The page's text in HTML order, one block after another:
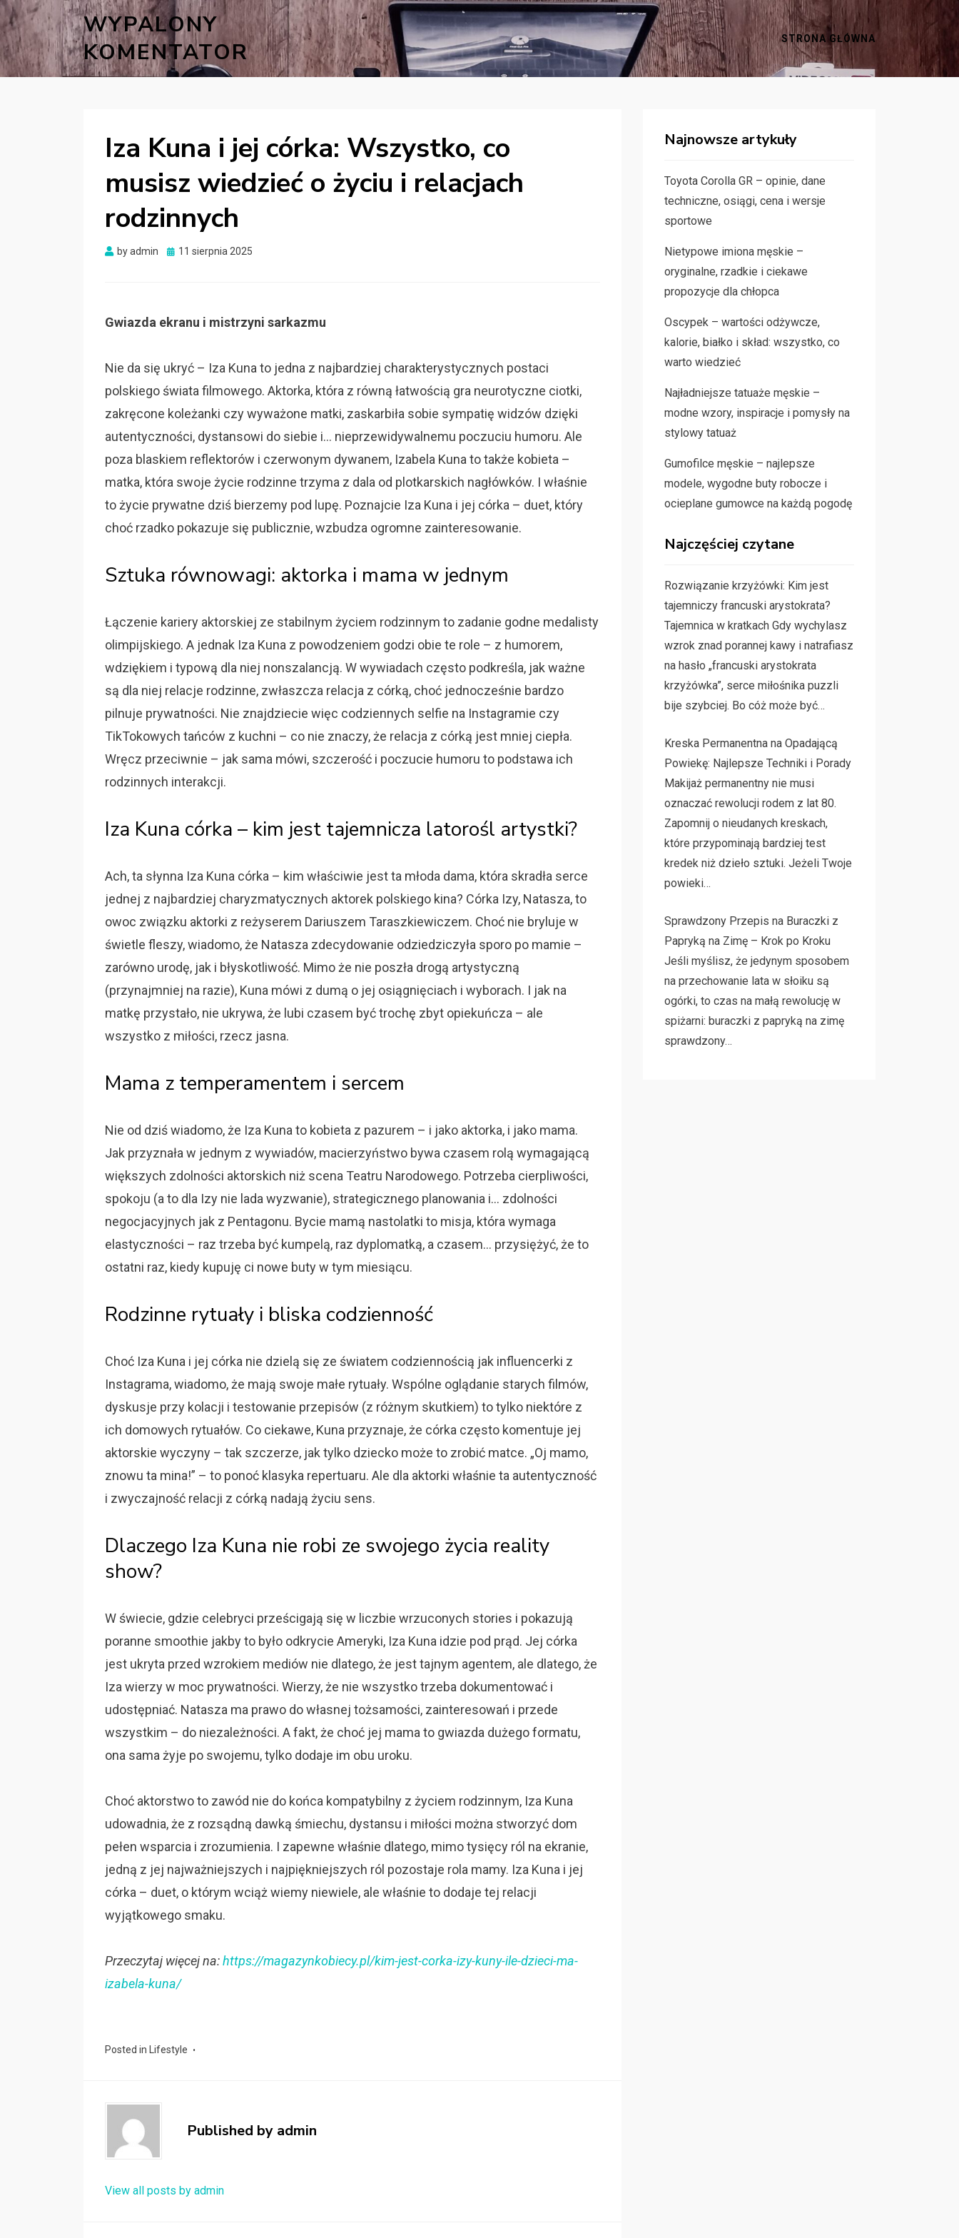
WYPALONY
KOMENTATOR
STRONA GŁÓWNA
Iza Kuna i jej córka: Wszystko, co
musisz wiedzieć o życiu i relacjach
rodzinnych
byadmin
Posted
11 sierpnia 2025
Gwiazda ekranu i mistrzyni sarkazmu
Nie da się ukryć – Iza Kuna to jedna z najbardziej charakterystycznych postaci
polskiego świata filmowego. Aktorka, która z równą łatwością gra neurotyczne ciotki,
zakręcone koleżanki czy wyważone matki, zaskarbiła sobie sympatię widzów dzięki
autentyczności, dystansowi do siebie i… nieprzewidywalnemu poczuciu humoru. Ale
poza blaskiem reflektorów i czerwonym dywanem, Izabela Kuna to także kobieta –
matka, która swoje życie rodzinne trzyma z dala od plotkarskich nagłówków. I właśnie
to życie prywatne dziś bierzemy pod lupę. Poznajcie Iza Kuna i jej córka – duet, który
choć rzadko pokazuje się publicznie, wzbudza ogromne zainteresowanie.
Sztuka równowagi: aktorka i mama w jednym
Łączenie kariery aktorskiej ze stabilnym życiem rodzinnym to zadanie godne medalisty
olimpijskiego. A jednak Iza Kuna z powodzeniem godzi obie te role – z humorem,
wdziękiem i typową dla niej nonszalancją. W wywiadach często podkreśla, jak ważne
są dla niej relacje rodzinne, zwłaszcza relacja z córką, choć jednocześnie bardzo
pilnuje prywatności. Nie znajdziecie więc codziennych selfie na Instagramie czy
TikTokowych tańców z kuchni – co nie znaczy, że relacja z córką jest mniej ciepła.
Wręcz przeciwnie – jak sama mówi, szczerość i poczucie humoru to podstawa ich
rodzinnych interakcji.
Iza Kuna córka – kim jest tajemnicza latorośl artystki?
Ach, ta słynna Iza Kuna córka – kim właściwie jest ta młoda dama, która skradła serce
jednej z najbardziej charyzmatycznych aktorek polskiego kina? Córka Izy, Natasza, to
owoc związku aktorki z reżyserem Dariuszem Taraszkiewiczem. Choć nie bryluje w
świetle fleszy, wiadomo, że Natasza zdecydowanie odziedziczyła sporo po mamie –
zarówno urodę, jak i błyskotliwość. Mimo że nie poszła drogą artystyczną
(przynajmniej na razie), Kuna mówi z dumą o jej osiągnięciach i wyborach. I jak na
matkę przystało, nie ukrywa, że lubi czasem być trochę zbyt opiekuńcza – ale
wszystko z miłości, rzecz jasna.
Mama z temperamentem i sercem
Nie od dziś wiadomo, że Iza Kuna to kobieta z pazurem – i jako aktorka, i jako mama.
Jak przyznała w jednym z wywiadów, macierzyństwo bywa czasem rolą wymagającą
większych zdolności aktorskich niż scena Teatru Narodowego. Potrzeba cierpliwości,
spokoju (a to dla Izy nie lada wyzwanie), strategicznego planowania i… zdolności
negocjacyjnych jak z Pentagonu. Bycie mamą nastolatki to misja, która wymaga
elastyczności – raz trzeba być kumpelą, raz dyplomatką, a czasem… przysiężyć, że to
ostatni raz, kiedy kupuję ci nowe buty w tym miesiącu.
Rodzinne rytuały i bliska codzienność
Choć Iza Kuna i jej córka nie dzielą się ze światem codziennością jak influencerki z
Instagrama, wiadomo, że mają swoje małe rytuały. Wspólne oglądanie starych filmów,
dyskusje przy kolacji i testowanie przepisów (z różnym skutkiem) to tylko niektóre z
ich domowych rytuałów. Co ciekawe, Kuna przyznaje, że córka często komentuje jej
aktorskie wyczyny – tak szczerze, jak tylko dziecko może to zrobić matce. „Oj mamo,
znowu ta mina!” – to ponoć klasyka repertuaru. Ale dla aktorki właśnie ta autentyczność
i zwyczajność relacji z córką nadają życiu sens.
Dlaczego Iza Kuna nie robi ze swojego życia reality
show?
W świecie, gdzie celebryci prześcigają się w liczbie wrzuconych stories i pokazują
poranne smoothie jakby to było odkrycie Ameryki, Iza Kuna idzie pod prąd. Jej córka
jest ukryta przed wzrokiem mediów nie dlatego, że jest tajnym agentem, ale dlatego, że
Iza wierzy w moc prywatności. Wierzy, że nie wszystko trzeba dokumentować i
udostępniać. Natasza ma prawo do własnej tożsamości, zainteresowań i przede
wszystkim – do niezależności. A fakt, że choć jej mama to gwiazda dużego formatu,
ona sama żyje po swojemu, tylko dodaje im obu uroku.
Choć aktorstwo to zawód nie do końca kompatybilny z życiem rodzinnym, Iza Kuna
udowadnia, że z rozsądną dawką śmiechu, dystansu i miłości można stworzyć dom
pełen wsparcia i zrozumienia. I zapewne właśnie dlatego, mimo tysięcy ról na ekranie,
jedną z jej najważniejszych i najpiękniejszych ról pozostaje rola mamy. Iza Kuna i jej
córka – duet, o którym wciąż wiemy niewiele, ale właśnie to dodaje tej relacji
wyjątkowego smaku.
Przeczytaj więcej na:https://magazynkobiecy.pl/kim-jest-corka-izy-kuny-ile-dzieci-ma-
izabela-kuna/
Posted in Lifestyle
Published by admin
View all posts by admin
Najnowsze artykuły
Toyota Corolla GR – opinie, dane
techniczne, osiągi, cena i wersje
sportowe
Nietypowe imiona męskie –
oryginalne, rzadkie i ciekawe
propozycje dla chłopca
Oscypek – wartości odżywcze,
kalorie, białko i skład: wszystko, co
warto wiedzieć
Najładniejsze tatuaże męskie –
modne wzory, inspiracje i pomysły na
stylowy tatuaż
Gumofilce męskie – najlepsze
modele, wygodne buty robocze i
ocieplane gumowce na każdą pogodę
Najczęściej czytane
Rozwiązanie krzyżówki: Kim jest
tajemniczy francuski arystokrata?
Tajemnica w kratkach Gdy wychylasz
wzrok znad porannej kawy i natrafiasz
na hasło „francuski arystokrata
krzyżówka”, serce miłośnika puzzli
bije szybciej. Bo cóż może być…
Kreska Permanentna na Opadającą
Powiekę: Najlepsze Techniki i Porady
Makijaż permanentny nie musi
oznaczać rewolucji rodem z lat 80.
Zapomnij o nieudanych kreskach,
które przypominają bardziej test
kredek niż dzieło sztuki. Jeżeli Twoje
powieki…
Sprawdzony Przepis na Buraczki z
Papryką na Zimę – Krok po Kroku
Jeśli myślisz, że jedynym sposobem
na przechowanie lata w słoiku są
ogórki, to czas na małą rewolucję w
spiżarni: buraczki z papryką na zimę
sprawdzony…